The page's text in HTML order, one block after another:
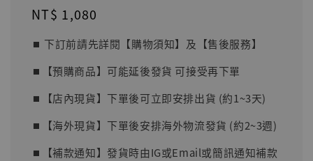
Regular
NT$ 1,080
⏹︎ 下訂前請先詳閱【購物須知】及【售後服務】
⏹︎【預購商品】可能延後發貨 可接受再下單
⏹︎【店內現貨】下單後可立即安排出貨 (約1~3天)
⏹︎【海外現貨】下單後安排海外物流發貨 (約2~3週)
⏹︎【補款通知】發貨時由IG或Email或簡訊通知補款